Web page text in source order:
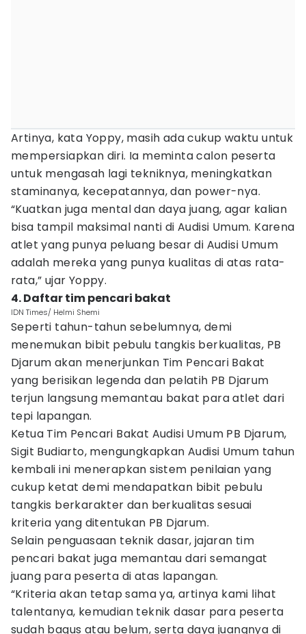
Artinya, kata Yoppy, masih ada cukup waktu untuk
mempersiapkan diri. Ia meminta calon peserta
untuk mengasah lagi tekniknya, meningkatkan
staminanya, kecepatannya, dan power-nya.
“Kuatkan juga mental dan daya juang, agar kalian
bisa tampil maksimal nanti di Audisi Umum. Karena
atlet yang punya peluang besar di Audisi Umum
adalah mereka yang punya kualitas di atas rata-
rata,” ujar Yoppy.
4. Daftar tim pencari bakat
IDN Times/ Helmi Shemi
Seperti tahun-tahun sebelumnya, demi
menemukan bibit pebulu tangkis berkualitas, PB
Djarum akan menerjunkan Tim Pencari Bakat
yang berisikan legenda dan pelatih PB Djarum
terjun langsung memantau bakat para atlet dari
tepi lapangan.
Ketua Tim Pencari Bakat Audisi Umum PB Djarum,
Sigit Budiarto, mengungkapkan Audisi Umum tahun
kembali ini menerapkan sistem penilaian yang
cukup ketat demi mendapatkan bibit pebulu
tangkis berkarakter dan berkualitas sesuai
kriteria yang ditentukan PB Djarum.
Selain penguasaan teknik dasar, jajaran tim
pencari bakat juga memantau dari semangat
juang para peserta di atas lapangan.
“Kriteria akan tetap sama ya, artinya kami lihat
talentanya, kemudian teknik dasar para peserta
sudah bagus atau belum, serta daya juangnya di